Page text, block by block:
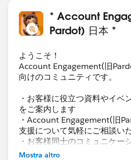
* Account
Pardot) 日本 *
ようこそ！
Account Engagement(旧
向けのコミュニティです。
・お客様に役立つ資料やイベ
をご案内します
・Account Engagement(旧
支援について気軽にご相談い
・お客様同士のコミュニケー
いただけます
Mostra altro